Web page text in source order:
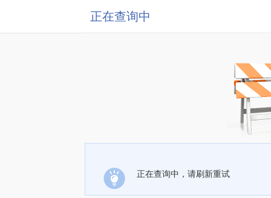
正在查询中
正在查询中，请刷新重试